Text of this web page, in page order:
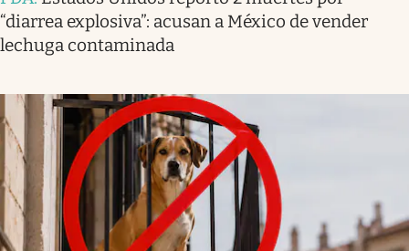
“diarrea explosiva”: acusan a México de vender
lechuga contaminada